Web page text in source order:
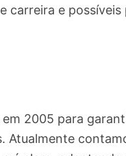
carreira e
2005 para